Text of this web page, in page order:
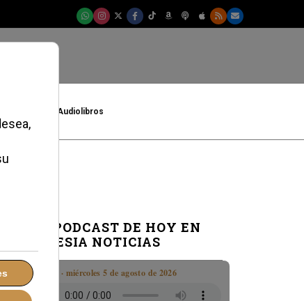
Audiolibros
EL PODCAST DE HOY EN
IGLESIA NOTICIAS
Boletín · miércoles 5 de agosto de 2026